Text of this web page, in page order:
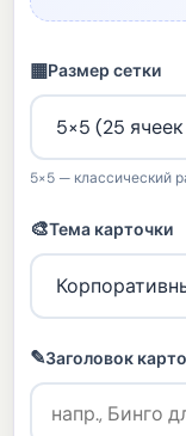
▦Размер сетки
5×5 — классический
🎨Тема карточки
✎Заголовок